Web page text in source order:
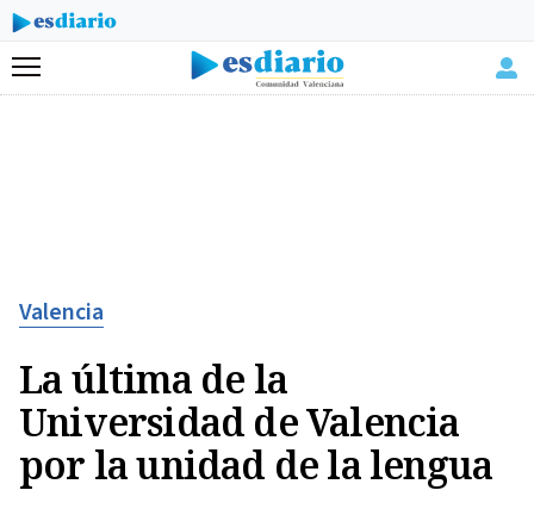
Menú
Valencia
La última de la
Universidad de Valencia
por la unidad de la lengua